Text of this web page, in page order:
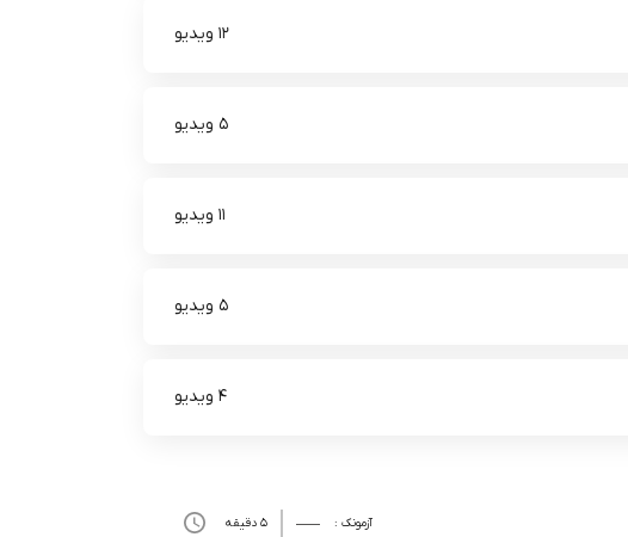
12 ویدیو
5 ویدیو
11 ویدیو
5 ویدیو
4 ویدیو
آزمونک : 5 دقیقه